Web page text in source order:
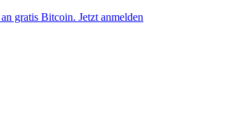
gratis Bitcoin. Jetzt anmelden